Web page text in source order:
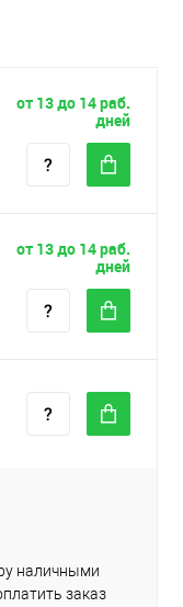
от 13 до 14 раб.
дней
от 13 до 14 раб.
дней
наличными
заказ